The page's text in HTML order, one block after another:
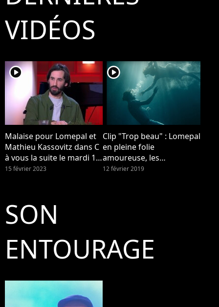
VIDÉOS
player2
Malaise pour Lomepal et
Mathieu Kassovitz dans C
à vous la suite le mardi 14
février 2023 sur France 5
15 février 2023
player2
Clip "Trop beau" : Lomepal
en pleine folie
amoureuse, les
internautes crient au chef
12 février 2019
SON
ENTOURAGE